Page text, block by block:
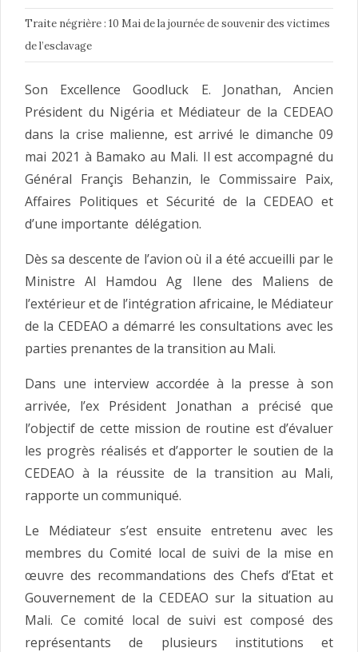
Traite négrière : 10 Mai de la journée de souvenir des victimes
de l’esclavage
Son Excellence Goodluck E. Jonathan, Ancien
Président du Nigéria et Médiateur de la CEDEAO
dans la crise malienne, est arrivé le dimanche 09
mai 2021 à Bamako au Mali. Il est accompagné du
Général Françis Behanzin, le Commissaire Paix,
Affaires Politiques et Sécurité de la CEDEAO et
d’une importante délégation.
Dès sa descente de l’avion où il a été accueilli par le
Ministre Al Hamdou Ag Ilene des Maliens de
l’extérieur et de l’intégration africaine, le Médiateur
de la CEDEAO a démarré les consultations avec les
parties prenantes de la transition au Mali.
Dans une interview accordée à la presse à son
arrivée, l’ex Président Jonathan a précisé que
l’objectif de cette mission de routine est d’évaluer
les progrès réalisés et d’apporter le soutien de la
CEDEAO à la réussite de la transition au Mali,
rapporte un communiqué.
Le Médiateur s’est ensuite entretenu avec les
membres du Comité local de suivi de la mise en
œuvre des recommandations des Chefs d’Etat et
Gouvernement de la CEDEAO sur la situation au
Mali. Ce comité local de suivi est composé des
représentants de plusieurs institutions et